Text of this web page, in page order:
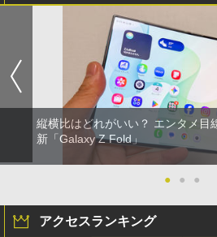
縦横比はどれがいい？ エンタメ目
新「Galaxy Z Fold」
● ● ●
アクセスランキング